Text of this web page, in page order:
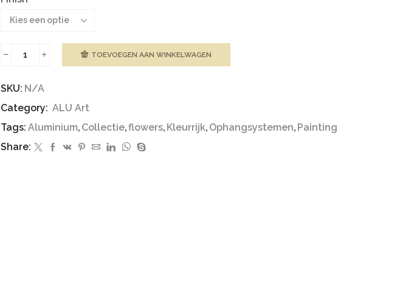
ALU
|
aantal
TOEVOEGEN AAN WINKELWAGEN
SKU: N/A
Category: ALU Art
Tags: Aluminium, Collectie,flowers, Kleurrijk, Ophangsystemen, Painting
Share: